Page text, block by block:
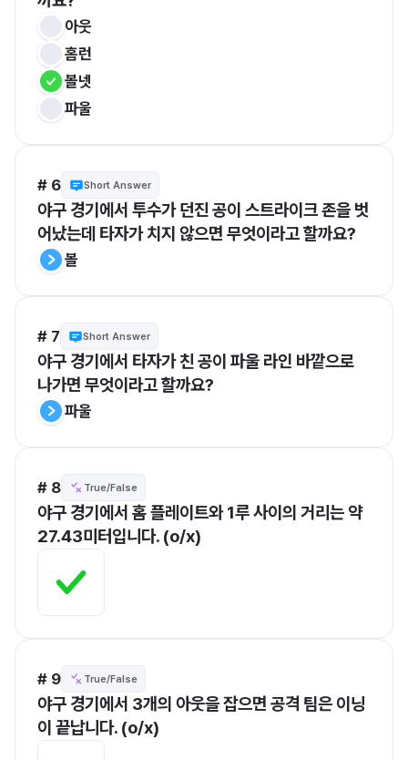
아웃
홈런
볼넷
파울
# 6 Short Answer
야구 경기에서 투수가 던진 공이 스트라이크 존을 벗
어났는데 타자가 치지 않으면 무엇이라고 할까요?
볼
# 7 Short Answer
야구 경기에서 타자가 친 공이 파울 라인 바깥으로
나가면 무엇이라고 할까요?
파울
# 8 True/False
야구 경기에서 홈 플레이트와 1루 사이의 거리는 약
27.43미터입니다. (o/x)
# 9 True/False
야구 경기에서 3개의 아웃을 잡으면 공격 팀은 이닝
이 끝납니다. (o/x)